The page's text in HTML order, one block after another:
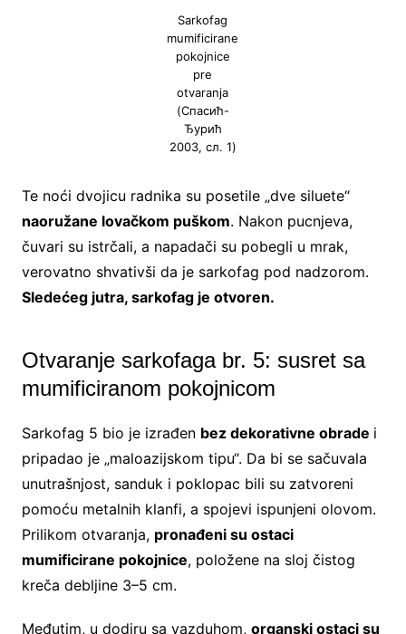
Sarkofag
mumificirane
pokojnice
pre
otvaranja
(Спасић-
Ђурић
2003, сл. 1)
Te noći dvojicu radnika su posetile „dve siluete“
naoružane lovačkom puškom. Nakon pucnjeva,
čuvari su istrčali, a napadači su pobegli u mrak,
verovatno shvativši da je sarkofag pod nadzorom.
Sledećeg jutra, sarkofag je otvoren.
Otvaranje sarkofaga br. 5: susret sa
mumificiranom pokojnicom
Sarkofag 5 bio je izrađen bez dekorativne obrade i
pripadao je „maloazijskom tipu“. Da bi se sačuvala
unutrašnjost, sanduk i poklopac bili su zatvoreni
pomoću metalnih klanfi, a spojevi ispunjeni olovom.
Prilikom otvaranja, pronađeni su ostaci
mumificirane pokojnice, položene na sloj čistog
kreča debljine 3–5 cm.
Međutim, u dodiru sa vazduhom, organski ostaci su